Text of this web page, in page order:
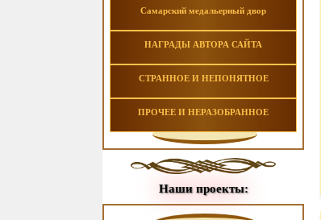
Самарский медальерный двор
НАГРАДЫ АВТОРА САЙТА
СТРАННОЕ И НЕПОНЯТНОЕ
ПРОЧЕЕ И НЕРАЗОБРАННОЕ
Наши проекты: